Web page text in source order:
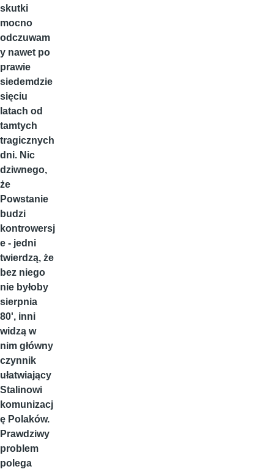
skutki
mocno
odczuwam
y nawet po
prawie
siedemdzie
sięciu
latach od
tamtych
tragicznych
dni. Nic
dziwnego,
że
Powstanie
budzi
kontrowersj
e - jedni
twierdzą, że
bez niego
nie byłoby
sierpnia
80', inni
widzą w
nim główny
czynnik
ułatwiający
Stalinowi
komunizacj
ę Polaków.
Prawdziwy
problem
polega